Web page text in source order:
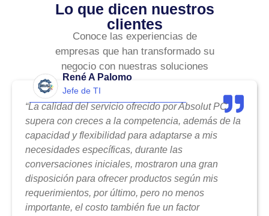
Lo que dicen nuestros
clientes
Conoce las experiencias de
empresas que han transformado su
negocio con nuestras soluciones
René A Palomo
Jefe de TI
“La calidad del servicio ofrecido por Absolut PC
supera con creces a la competencia, además de la
capacidad y flexibilidad para adaptarse a mis
necesidades específicas, durante las
conversaciones iniciales, mostraron una gran
disposición para ofrecer productos según mis
requerimientos, por último, pero no menos
importante, el costo también fue un factor